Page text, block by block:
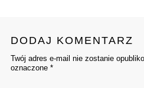
DODAJ KOMENTARZ
Twój adres e-mail nie zostanie
oznaczone *